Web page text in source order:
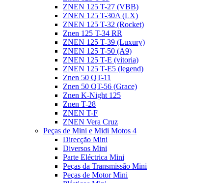
ZNEN 125 T-27 (VBB)
ZNEN 125 T-30A (LX)
ZNEN 125 T-32 (Rocket)
Znen 125 T-34 RR
ZNEN 125 T-39 (Luxury)
ZNEN 125 T-50 (A9)
ZNEN 125 T-E (vitoria)
ZNEN 125 T-E5 (legend)
Znen 50 QT-11
Znen 50 QT-56 (Grace)
Znen K-Night 125
Znen T-28
ZNEN T-F
ZNEN Vera Cruz
Peças de Mini e Midi Motos 4
Direcção Mini
Diversos Mini
Parte Eléctrica Mini
Peças da Transmissão Mini
Peças de Motor Mini